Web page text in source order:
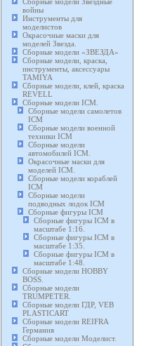
войны
Инструменты для
моделистов
Окрасочные маски для
моделей Звезда.
Сборные модели «ЗВЕЗДА»
Сборные модели, краска,
инструменты, аксессуары
TAMIYA
Сборные модели, клей, краска
REVELL
Сборные модели ICM.
Сборные модели самолетов
ICM
Сборные модели военной
техники ICM
Сборные модели
автомобилей ICM.
Окрасочные маски для
моделей ICM.
Сборные модели кораблей
ICM
Сборные модели
подводных лодок ICM
Сборные фигуры ICM
Сборные фигуры ICM в
масштабе 1:16.
Сборные фигуры ICM в
масштабе 1:35.
Сборные фигуры ICM в
масштабе 1:48.
Сборные модели HOBBY
BOSS.
Сборные модели
TRUMPETER.
Сборные модели ГДР, VEB
PLASTICART
Сборные модели REIFRA
Германия
Сборные модели Моделист.